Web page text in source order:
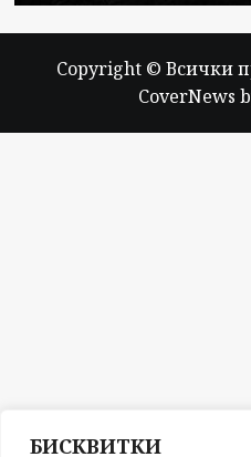
БИСКВИТКИ
Copyright © Всички
CoverNews